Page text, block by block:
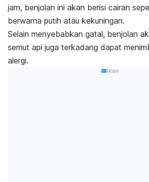
jam, benjolan ini akan berisi cairan
berwarna putih atau kekuningan.
Selain menyebabkan gatal, benjolan
semut api juga terkadang dapat
alergi.
Iklan